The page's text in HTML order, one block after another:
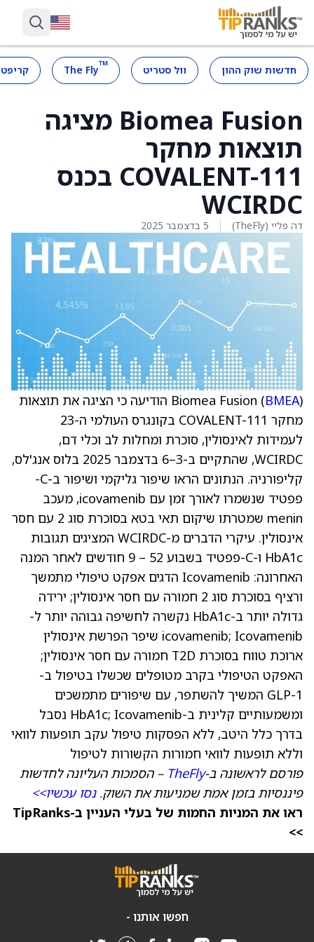
חדשות שוק ההון וול סטריט ™
The Fly
Biomea Fusion מציגה
תוצאות מחקר
COVALENT-111 בכנס
WCIRDC
דה פליי (TheFly) 5 בדצמבר 2025
Biomea Fusion (BMEA
) הודיעה כי הציגה את תוצאות
מחקר COVALENT-111 בקונגרס העולמי ה-23
לעמידות לאינסולין, סוכרת ומחלות לב וכלי דם,
WCIRDC, שהתקיים ב-3–6 בדצמבר 2025 בלוס אנג'לס,
קליפורניה. הנתונים הראו שיפור גליקמי ושיפור ב-C-
פפטיד שנשמרו לאורך זמן עם icovamenib, מעכב
menin שמטרתו שיקום תאי בטא בסוכרת סוג 2 עם חסר
אינסולין. עיקרי הדברים מ-WCIRDC המציגים תגובות
HbA1c ו-C-פפטיד בשבוע 52 – 9 חודשים לאחר המנה
האחרונה: Icovamenib הדגים אפקט טיפולי מתמשך
ורציף בסוכרת סוג 2 חמורה עם חסר אינסולין; ירידה
גדולה יותר ב-HbA1c נקשרה לחשיפה גבוהה יותר ל-
icovamenib; Icovamenib שיפר הפרשת אינסולין
ארוכת טווח בסוכרת T2D חמורה עם חסר אינסולין;
האפקט הטיפולי בקרב מטופלים שכשלו בטיפול ב-
GLP-1 המשיך להשתפר, עם שיפורים מתמשכים
ומשמעותיים קלינית ב-HbA1c; Icovamenib נסבל
בדרך כלל היטב, ללא הפסקות טיפול עקב תופעות לוואי
וללא תופעות לוואי חמורות הקשורות לטיפול
פורסם לראשונה ב-TheFly – הסמכות העליונה לחדשות
פיננסיות בזמן אמת שמניעות את השוק.נסו עכשיו>>
ראו את המניות החמות של בעלי העניין ב-TipRanks
>>
חפשו אותנו -